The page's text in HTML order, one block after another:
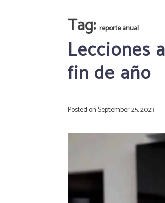
Tag:reporte anual
Lecciones
fin de año
Posted on September 25, 2023